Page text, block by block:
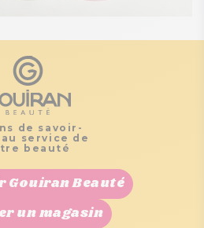
de savoir-
service de
beauté
Gouiran Beauté
un magasin